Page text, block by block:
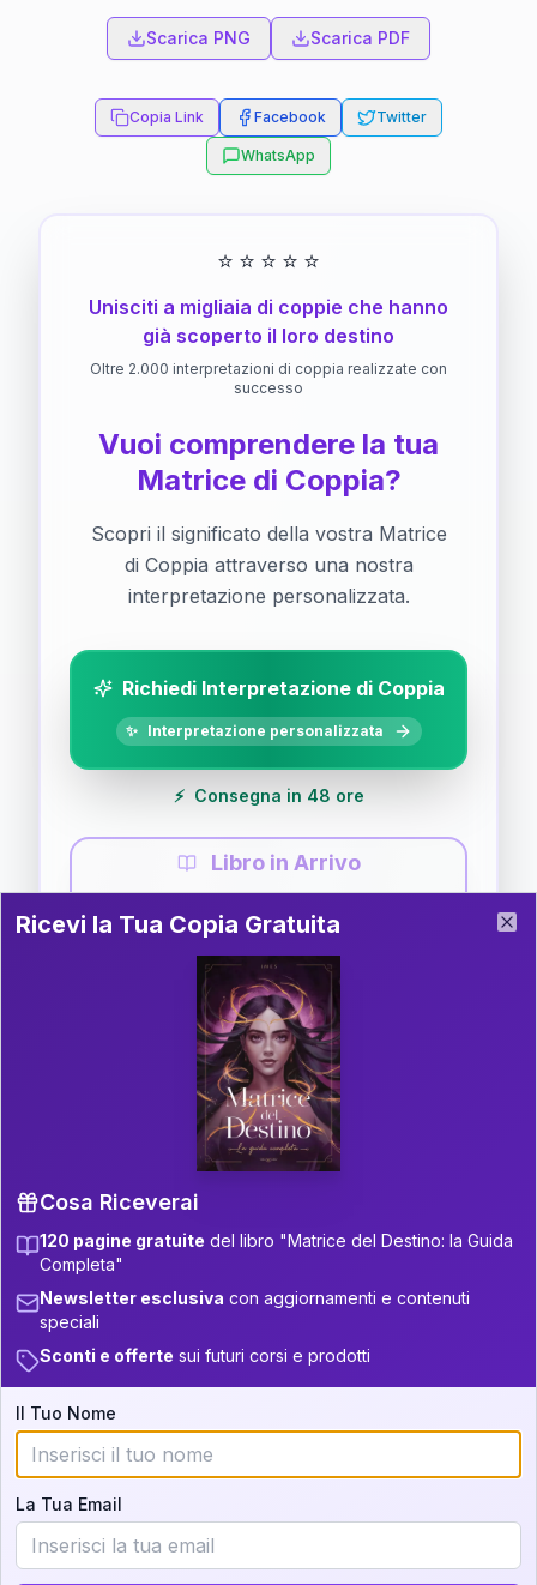
Scarica PNG Scarica PDF
Copia Link Facebook Twitter
WhatsApp
⭐ ⭐ ⭐ ⭐ ⭐
Unisciti a migliaia di coppie che hanno
già scoperto il loro destino
Oltre 2.000 interpretazioni di coppia realizzate con
successo
Vuoi comprendere la tua
Matrice di Coppia?
Scopri il significato della vostra Matrice
di Coppia attraverso una nostra
interpretazione personalizzata.
Richiedi Interpretazione di Coppia
✨ Interpretazione personalizzata
⚡ Consegna in 48 ore
Libro in Arrivo
Guida completa di Coppia
Il libro è in fase di scrittura. Iscriviti alla newsletter
per ricevere aggiornamenti!
P.S. Interpretazione parziale
gratuita
Scorri più in basso per vedere
un'interpretazione parziale gratuita della tua
Iscriviti alla newsletter per ricevere
aggiornamenti quando sarà disponibile.
Cosa scoprirete nella vostra
interpretazione:
💕 Come rafforzare la vostra unione
Ricevi la Tua Copia Gratuita del Libro
Ricevi la Tua Copia Gratuita
Cosa Riceverai
120 pagine gratuite del libro "Matrice del Destino: la Guida
Completa"
Newsletter esclusiva con aggiornamenti e contenuti
speciali
Sconti e offerte sui futuri corsi e prodotti
Il Tuo Nome
La Tua Email